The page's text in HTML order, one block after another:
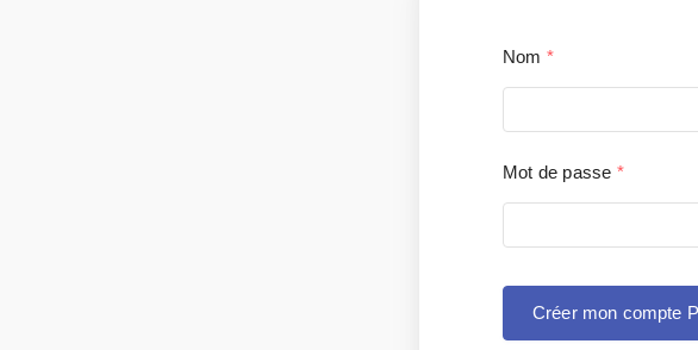
Nom *
Mot de passe *
Créer mon compte